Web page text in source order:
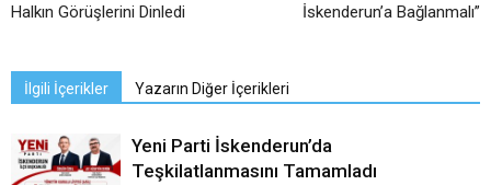
Halkın Görüşlerini Dinledi
İskenderun’a Bağlanmalı”
İlgili İçerikler Yazarın Diğer İçerikleri
Yeni Parti İskenderun’da
Teşkilatlanmasını Tamamladı